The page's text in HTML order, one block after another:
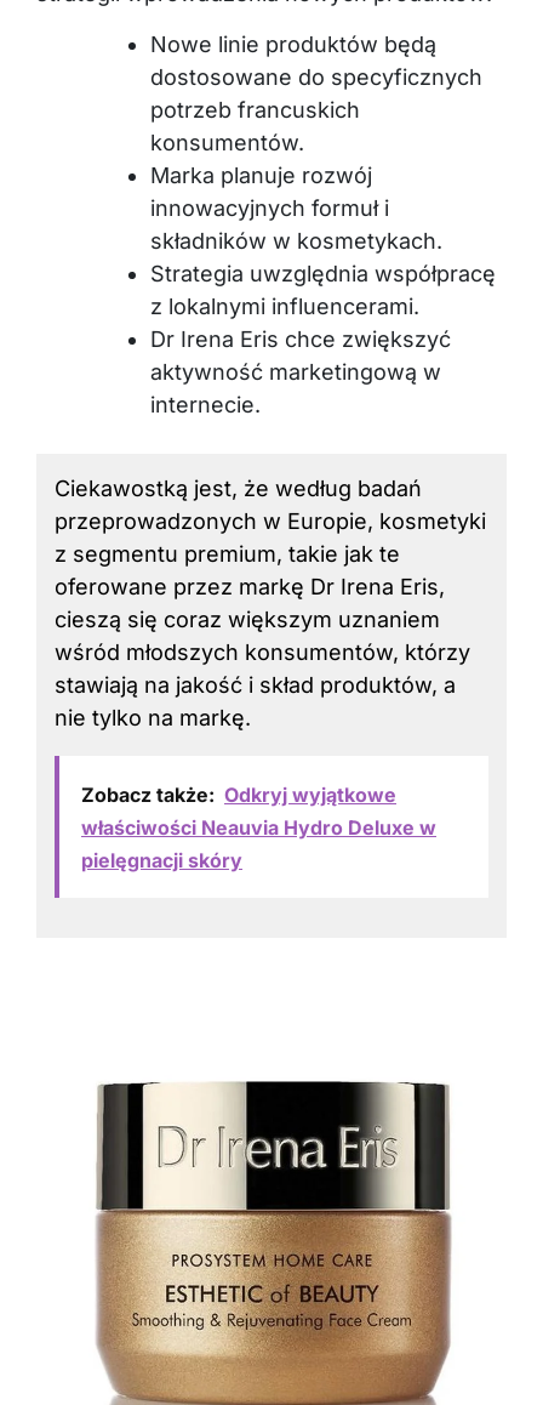
Nowe linie produktów będą
dostosowane do specyficznych
potrzeb francuskich
konsumentów.
Marka planuje rozwój
innowacyjnych formuł i
składników w kosmetykach.
Strategia uwzględnia współpracę
z lokalnymi influencerami.
Dr Irena Eris chce zwiększyć
aktywność marketingową w
internecie.
Ciekawostką jest, że według badań
przeprowadzonych w Europie, kosmetyki
z segmentu premium, takie jak te
oferowane przez markę Dr Irena Eris,
cieszą się coraz większym uznaniem
wśród młodszych konsumentów, którzy
stawiają na jakość i skład produktów, a
nie tylko na markę.
Zobacz także: Odkryj wyjątkowe
właściwości Neauvia Hydro Deluxe w
pielęgnacji skóry